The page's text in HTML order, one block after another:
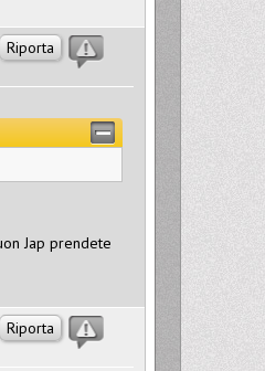
Riporta
Jap prendete
Riporta